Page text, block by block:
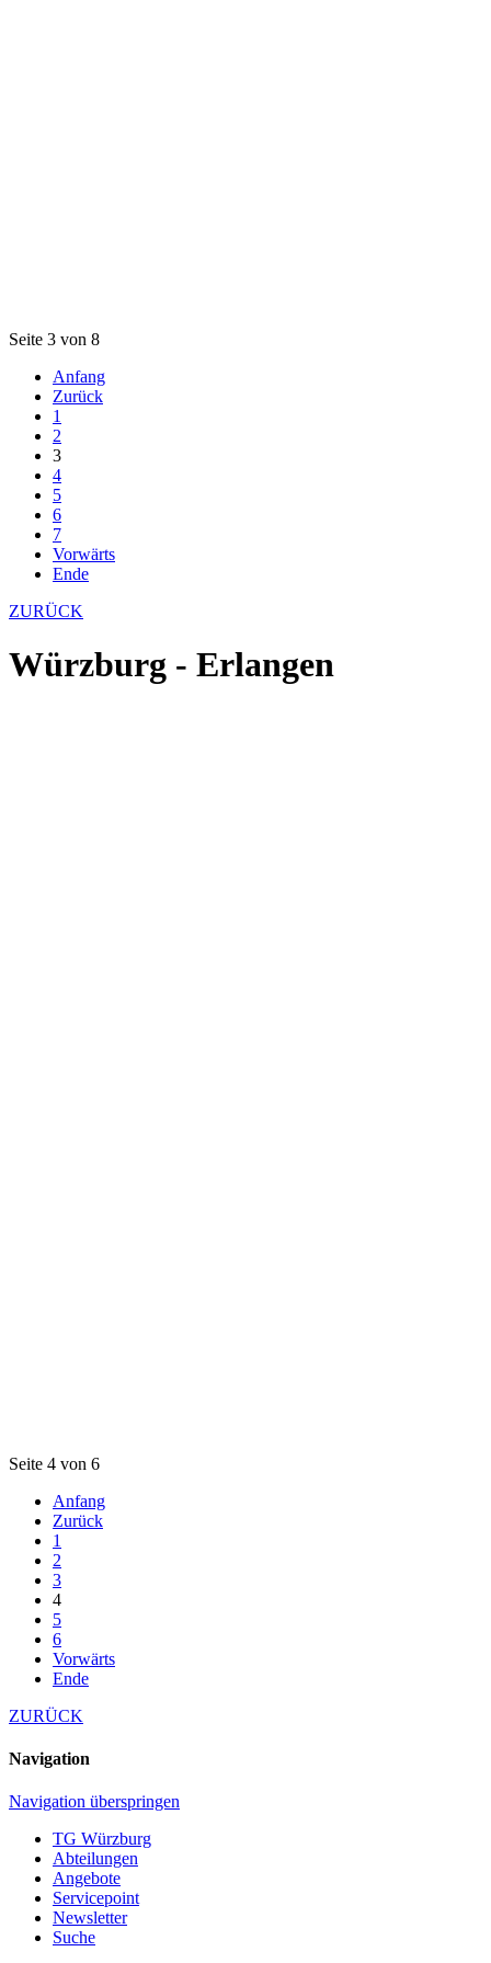
Seite 3 von 8
Anfang
Zurück
1
2
3
4
5
6
7
Vorwärts
Ende
ZURÜCK
Würzburg - Erlangen
Seite 4 von 6
Anfang
Zurück
1
2
3
4
5
6
Vorwärts
Ende
ZURÜCK
Navigation
Navigation überspringen
TG Würzburg
Abteilungen
Angebote
Servicepoint
Newsletter
Suche